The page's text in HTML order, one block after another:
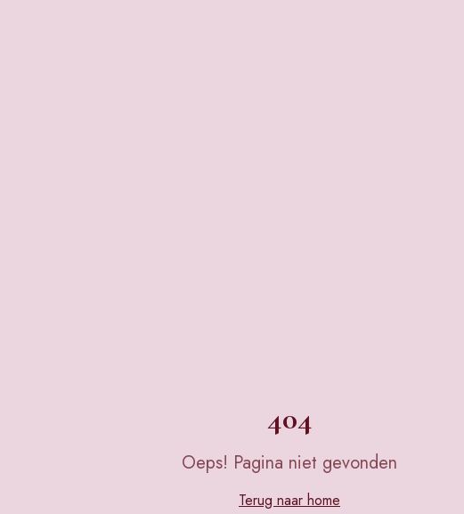
404
Oeps! Pagina niet gevonden
Terug naar home